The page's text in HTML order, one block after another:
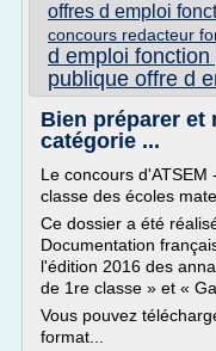
offres d emploi
concours redacteur
d emploi
publique offre d
Bien préparer et
catégorie ...
Le concours
classe des écoles
Ce dossier a été
Documentation
l'édition 2016 des
de 1re classe » et «
Vous pouvez
format...